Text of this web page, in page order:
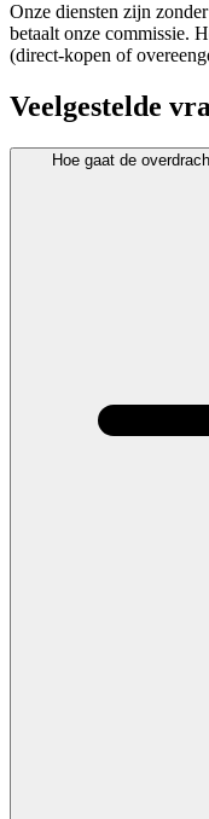
Onze diensten zijn
betaalt onze commissie.
(direct-kopen of
Veelgestelde
Hoe gaat de